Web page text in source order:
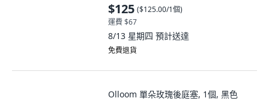
$125 ($125.00/1個)
運費 $67
8/13 星期四 預計送達
免費退貨
Olloom 單朵玫瑰後庭塞, 1個, 黑色